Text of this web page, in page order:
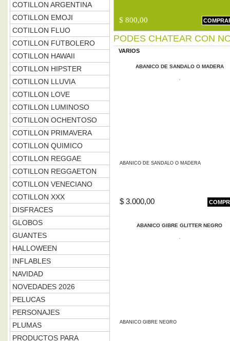
COTILLON ARGENTINA
COTILLON EMOJI
COTILLON FLUO
COTILLON FUTBOLERO
COTILLON HAWAII
COTILLON HIPSTER
COTILLON LLUVIA
COTILLON LOVE
COTILLON LUMINOSO
COTILLON OCHENTOSO
COTILLON PRIMAVERA
COTILLON QUIMICO
COTILLON REGGAE
COTILLON REGGAETON
COTILLON VENECIANO
COTILLON XXX
DISFRACES
GLOBOS
GUANTES
HALLOWEEN
INFLABLES
NAVIDAD
NOVEDADES 2026
PELUCAS
PERSONAJES
PLUMAS
PRODUCTOS PARA
$ 800,00
PODES CHATEAR CON
VARIOS
ABANICO DE SANDALO O MADERA
ABANICO DE SANDALO O MADERA
$ 3.000,00
ABANICO GIBRE GLITTER NEGRO
ABANICO GIBRE NEGRO